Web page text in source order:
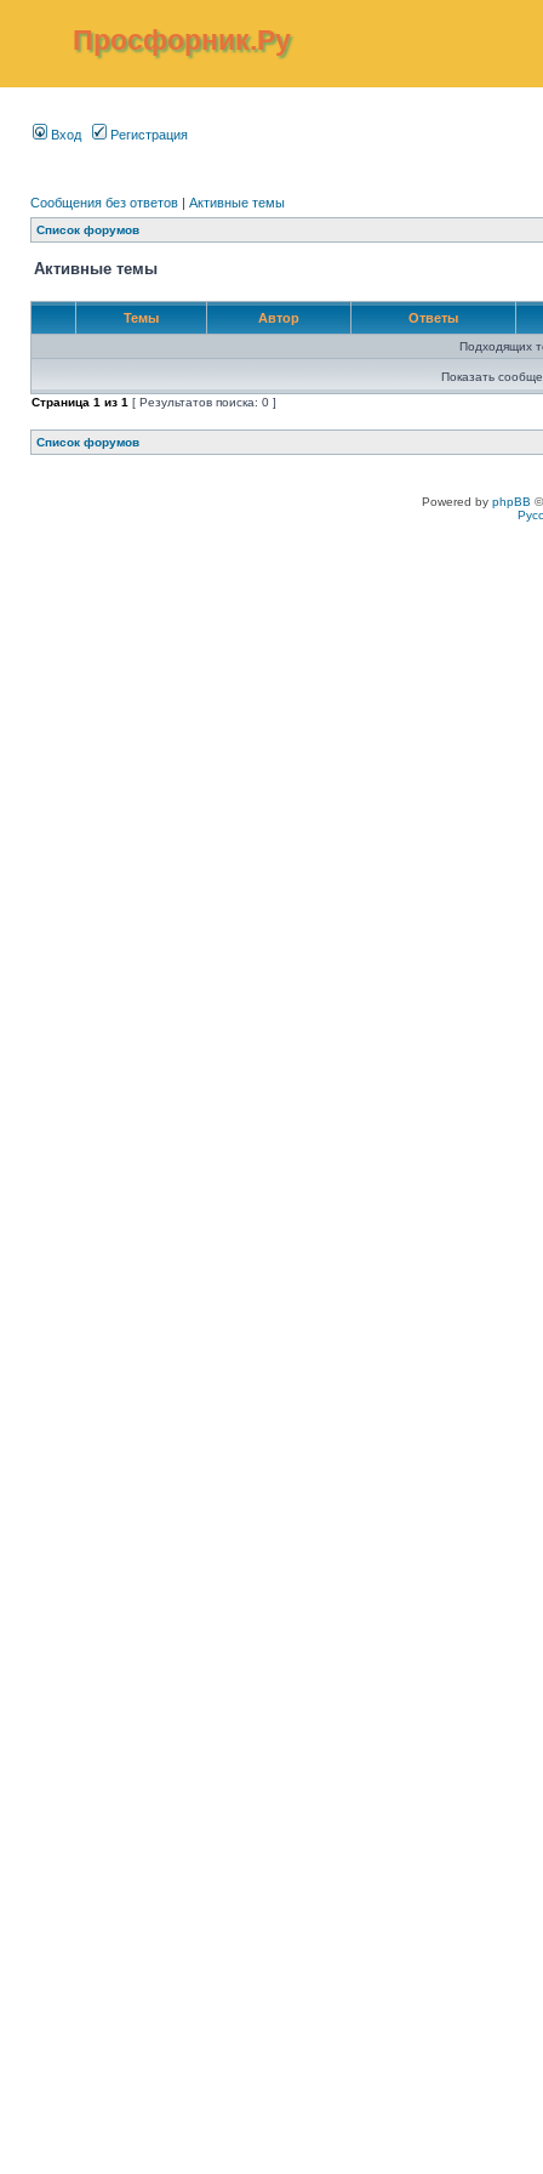
Просфорник.Ру
Вход Регистрация
Сообщения без ответов | Активные темы
Список форумов
Активные темы
Темы Автор Ответы
Подходящих
Показать
Страница 1 из 1 [ Результатов поиска: 0 ]
Список форумов
Powered by phpBB